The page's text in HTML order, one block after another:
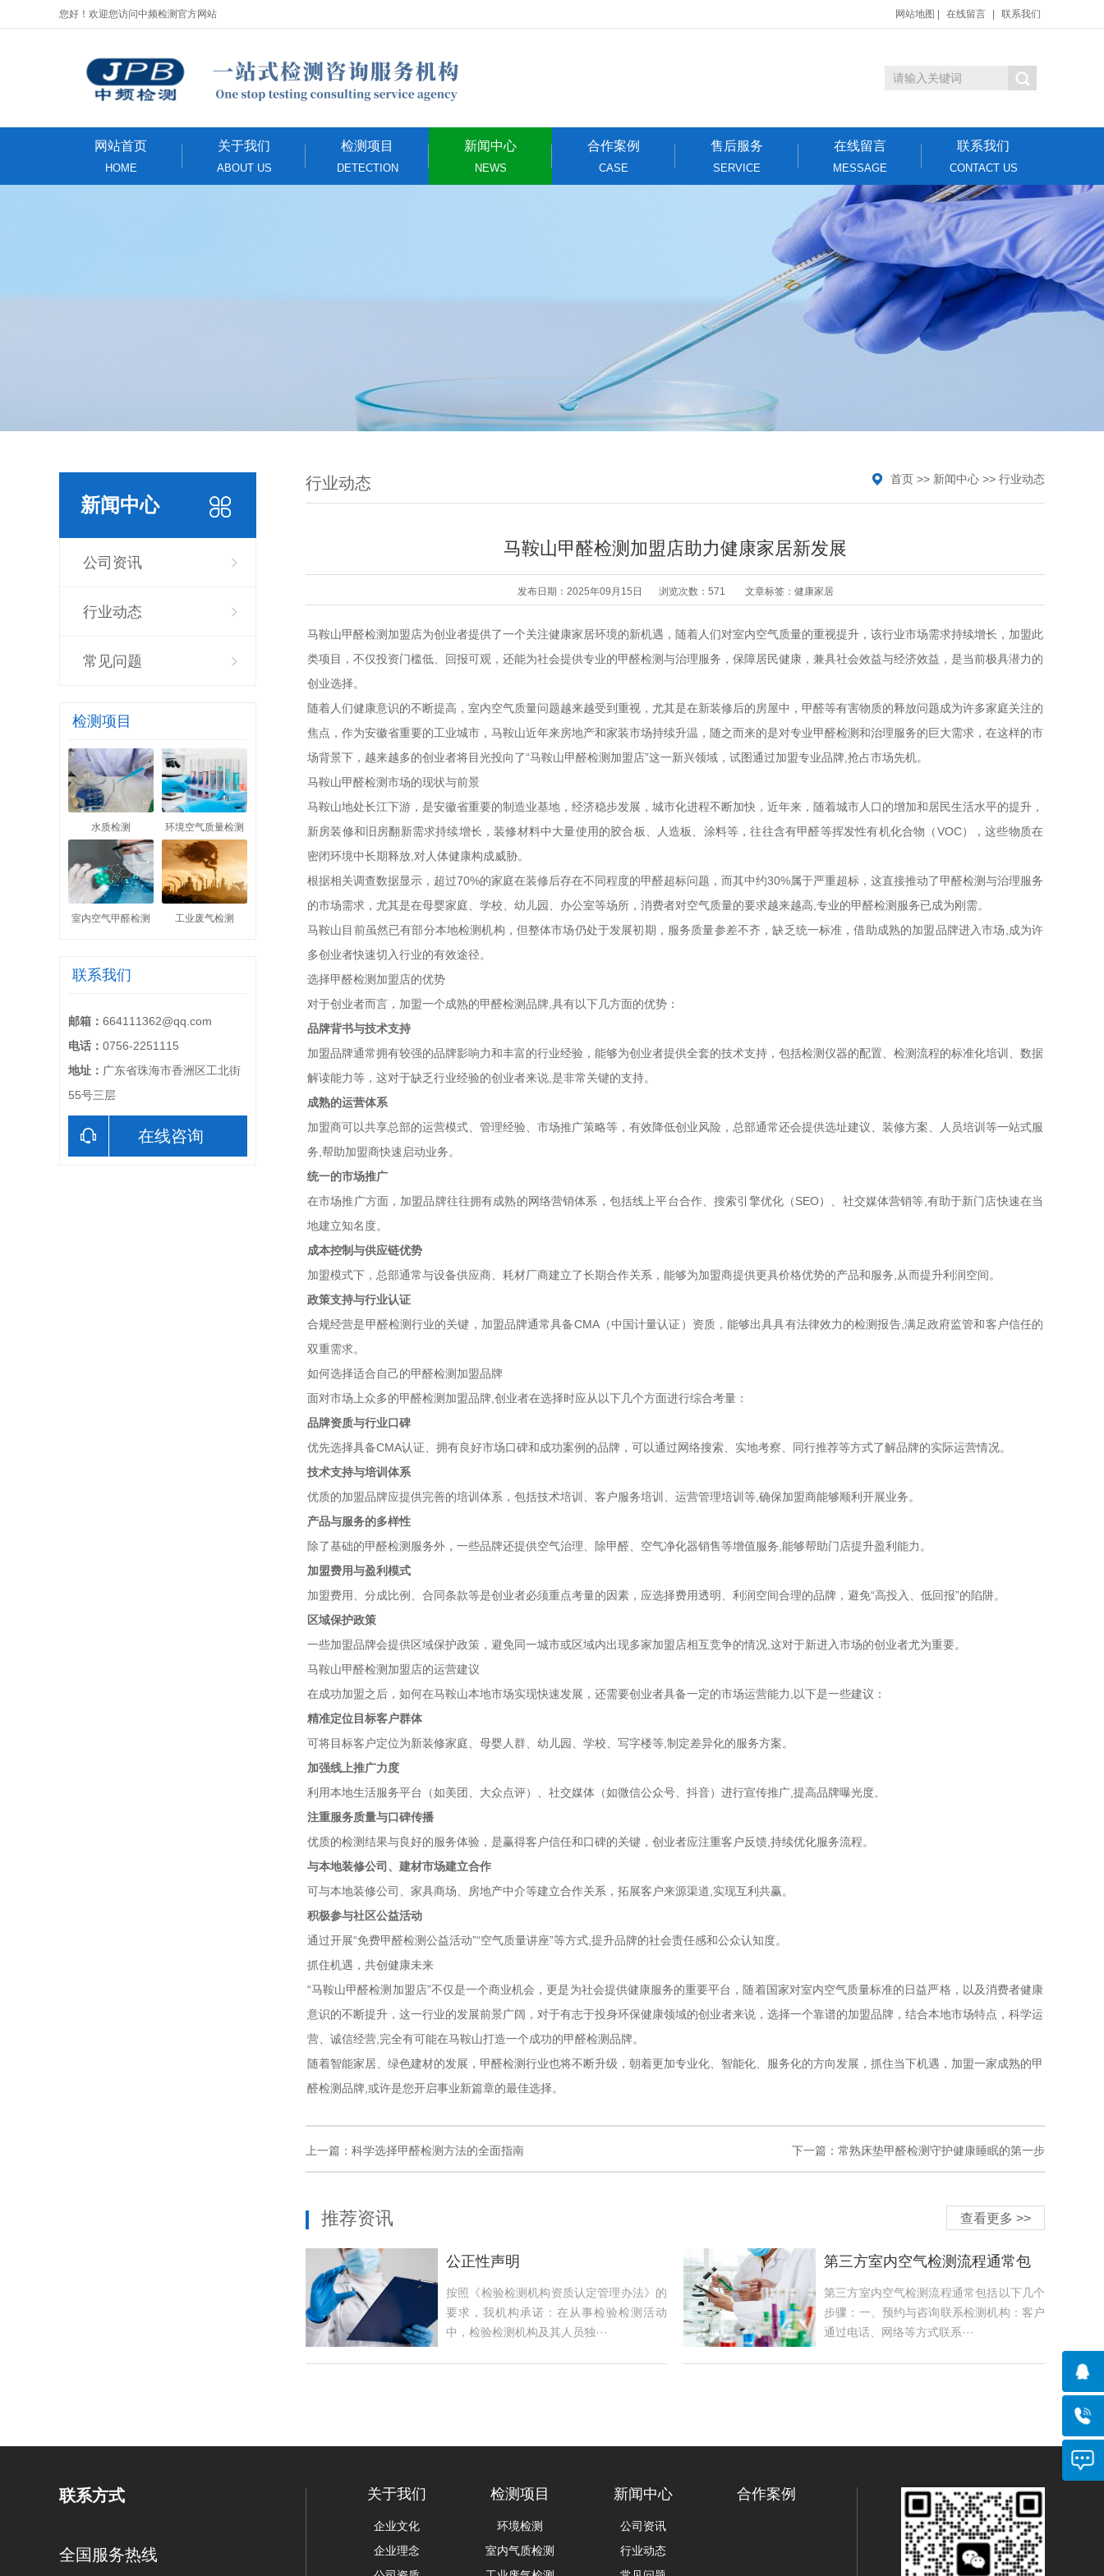
您好！欢迎您访问中频检测官方网站 网站地图 在线留言 联系我们
网站首页
HOME
关于我们
ABOUT US
检测项目
DETECTION
新闻中心
NEWS
合作案例
CASE
售后服务
SERVICE
在线留言
MESSAGE
联系我们
CONTACT US
新闻中心
公司资讯
行业动态
常见问题
检测项目
水质检测 环境空气质量检测
室内空气甲醛检测 工业废气检测
联系我们
邮箱： 664111362@qq.com
电话： 0756-2251115
地址： 广东省珠海市香洲区工北街
55号三层
在线咨询
首页 >> 新闻中心 >> 行业动态
行业动态
马鞍山甲醛检测加盟店助力健康家居新发展
发布日期：2025年09月15日 浏览次数：571 文章标签： 健康家居
马鞍山甲醛检测加盟店为创业者提供了一个关注健康家居环境的新机遇，随着人们对室内空气质量的重视提升，该行业市场需求持续增长，加盟此
类项目，不仅投资门槛低、回报可观，还能为社会提供专业的甲醛检测与治理服务，保障居民健康，兼具社会效益与经济效益，是当前极具潜力的
创业选择。
随着人们健康意识的不断提高，室内空气质量问题越来越受到重视，尤其是在新装修后的房屋中，甲醛等有害物质的释放问题成为许多家庭关注的
焦点，作为安徽省重要的工业城市，马鞍山近年来房地产和家装市场持续升温，随之而来的是对专业甲醛检测和治理服务的巨大需求，在这样的市
场背景下，越来越多的创业者将目光投向了“马鞍山甲醛检测加盟店”这一新兴领域，试图通过加盟专业品牌,抢占市场先机。
马鞍山甲醛检测市场的现状与前景
马鞍山地处长江下游，是安徽省重要的制造业基地，经济稳步发展，城市化进程不断加快，近年来，随着城市人口的增加和居民生活水平的提升，
新房装修和旧房翻新需求持续增长，装修材料中大量使用的胶合板、人造板、涂料等，往往含有甲醛等挥发性有机化合物（VOC），这些物质在
密闭环境中长期释放,对人体健康构成威胁。
根据相关调查数据显示，超过70%的家庭在装修后存在不同程度的甲醛超标问题，而其中约30%属于严重超标，这直接推动了甲醛检测与治理服务
的市场需求，尤其是在母婴家庭、学校、幼儿园、办公室等场所，消费者对空气质量的要求越来越高,专业的甲醛检测服务已成为刚需。
马鞍山目前虽然已有部分本地检测机构，但整体市场仍处于发展初期，服务质量参差不齐，缺乏统一标准，借助成熟的加盟品牌进入市场,成为许
多创业者快速切入行业的有效途径。
选择甲醛检测加盟店的优势
对于创业者而言，加盟一个成熟的甲醛检测品牌,具有以下几方面的优势：
品牌背书与技术支持
加盟品牌通常拥有较强的品牌影响力和丰富的行业经验，能够为创业者提供全套的技术支持，包括检测仪器的配置、检测流程的标准化培训、数据
解读能力等，这对于缺乏行业经验的创业者来说,是非常关键的支持。
成熟的运营体系
加盟商可以共享总部的运营模式、管理经验、市场推广策略等，有效降低创业风险，总部通常还会提供选址建议、装修方案、人员培训等一站式服
务,帮助加盟商快速启动业务。
统一的市场推广
在市场推广方面，加盟品牌往往拥有成熟的网络营销体系，包括线上平台合作、搜索引擎优化（SEO）、社交媒体营销等,有助于新门店快速在当
地建立知名度。
成本控制与供应链优势
加盟模式下，总部通常与设备供应商、耗材厂商建立了长期合作关系，能够为加盟商提供更具价格优势的产品和服务,从而提升利润空间。
政策支持与行业认证
合规经营是甲醛检测行业的关键，加盟品牌通常具备CMA（中国计量认证）资质，能够出具具有法律效力的检测报告,满足政府监管和客户信任的
双重需求。
如何选择适合自己的甲醛检测加盟品牌
面对市场上众多的甲醛检测加盟品牌,创业者在选择时应从以下几个方面进行综合考量：
品牌资质与行业口碑
优先选择具备CMA认证、拥有良好市场口碑和成功案例的品牌，可以通过网络搜索、实地考察、同行推荐等方式了解品牌的实际运营情况。
技术支持与培训体系
优质的加盟品牌应提供完善的培训体系，包括技术培训、客户服务培训、运营管理培训等,确保加盟商能够顺利开展业务。
产品与服务的多样性
除了基础的甲醛检测服务外，一些品牌还提供空气治理、除甲醛、空气净化器销售等增值服务,能够帮助门店提升盈利能力。
加盟费用与盈利模式
加盟费用、分成比例、合同条款等是创业者必须重点考量的因素，应选择费用透明、利润空间合理的品牌，避免“高投入、低回报”的陷阱。
区域保护政策
一些加盟品牌会提供区域保护政策，避免同一城市或区域内出现多家加盟店相互竞争的情况,这对于新进入市场的创业者尤为重要。
马鞍山甲醛检测加盟店的运营建议
在成功加盟之后，如何在马鞍山本地市场实现快速发展，还需要创业者具备一定的市场运营能力,以下是一些建议：
精准定位目标客户群体
可将目标客户定位为新装修家庭、母婴人群、幼儿园、学校、写字楼等,制定差异化的服务方案。
加强线上推广力度
利用本地生活服务平台（如美团、大众点评）、社交媒体（如微信公众号、抖音）进行宣传推广,提高品牌曝光度。
注重服务质量与口碑传播
优质的检测结果与良好的服务体验，是赢得客户信任和口碑的关键，创业者应注重客户反馈,持续优化服务流程。
与本地装修公司、建材市场建立合作
可与本地装修公司、家具商场、房地产中介等建立合作关系，拓展客户来源渠道,实现互利共赢。
积极参与社区公益活动
通过开展“免费甲醛检测公益活动”“空气质量讲座”等方式,提升品牌的社会责任感和公众认知度。
抓住机遇，共创健康未来
“马鞍山甲醛检测加盟店”不仅是一个商业机会，更是为社会提供健康服务的重要平台，随着国家对室内空气质量标准的日益严格，以及消费者健康
意识的不断提升，这一行业的发展前景广阔，对于有志于投身环保健康领域的创业者来说，选择一个靠谱的加盟品牌，结合本地市场特点，科学运
营、诚信经营,完全有可能在马鞍山打造一个成功的甲醛检测品牌。
随着智能家居、绿色建材的发展，甲醛检测行业也将不断升级，朝着更加专业化、智能化、服务化的方向发展，抓住当下机遇，加盟一家成熟的甲
醛检测品牌,或许是您开启事业新篇章的最佳选择。
上一篇： 科学选择甲醛检测方法的全面指南 下一篇： 常熟床垫甲醛检测守护健康睡眠的第一步
查看更多 >>
推荐资讯
公正性声明
按照《检验检测机构资质认定管理办法》的
要求，我机构承诺：在从事检验检测活动
中，检验检测机构及其人员独···
第三方室内空气检测流程通常包
括以下几个步骤
第三方室内空气检测流程通常包括以下几个
步骤：一、预约与咨询联系检测机构：客户
通过电话、网络等方式联系···
联系方式
全国服务热线
关于我们
企业文化
企业理念
检测项目
环境检测
室内气质检测
新闻中心
公司资讯
行业动态
合作案例